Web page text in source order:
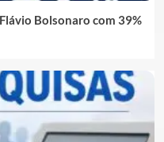
Bolsonaro com 39%